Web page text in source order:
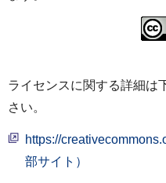
ライセンスに関する詳細は
さい。
https://
部サイト）